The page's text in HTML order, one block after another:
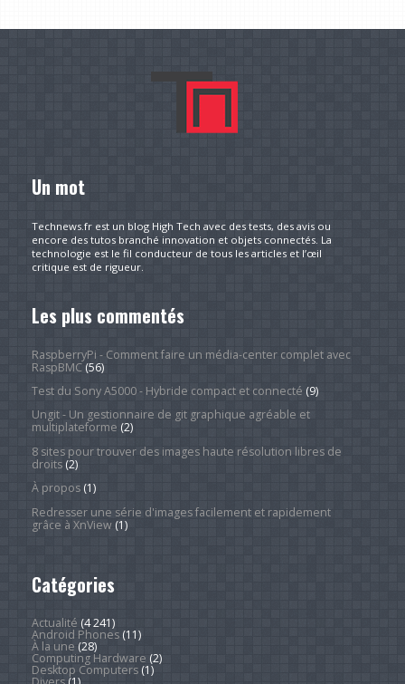
Un mot
Technews.fr est un blog High Tech avec des tests, des avis ou
encore des tutos branché innovation et objets connectés. La
technologie est le fil conducteur de tous les articles et l’œil
critique est de rigueur.
Les plus commentés
RaspberryPi - Comment faire un média-center complet avec
RaspBMC(56)
Test du Sony A5000 - Hybride compact et connecté (9)
Ungit - Un gestionnaire de git graphique agréable et
multiplateforme (2)
8 sites pour trouver des images haute résolution libres de
droits(2)
À propos(1)
Redresser une série d'images facilement et rapidement
grâce à XnView(1)
Catégories
Actualité (4 241)
Android Phones(11)
À la une (28)
Computing Hardware (2)
Desktop Computers(1)